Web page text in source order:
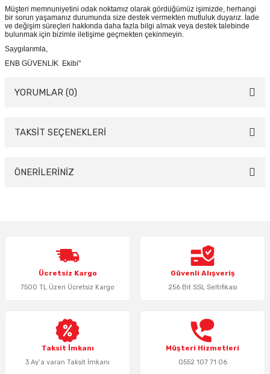
Müşteri memnuniyetini odak noktamız olarak gördüğümüz işimizde, herhangi
bir sorun yaşamanız durumunda size destek vermekten mutluluk duyarız. İade
ve değişim süreçleri hakkında daha fazla bilgi almak veya destek talebinde
bulunmak için bizimle iletişime geçmekten çekinmeyin.
Saygılarımla,
ENB GÜVENLİK Ekibi"
YORUMLAR (0)
Bu ürüne ilk yorumu siz yapın!
TAKSİT SEÇENEKLERİ
ÖNERİLERİNİZ
Ürün resmi kalitesiz, bozuk veya görüntülenemiyor.
Ürün açıklamasında eksik bilgiler bulunuyor.
Ürün bilgilerinde hatalar bulunuyor.
Bu ürüne benzer farklı alternatifler olmalı.
Ücretsiz Kargo
7500 TL Üzeri Ücretsiz Kargo
Güvenli Alışveriş
256 Bit SSL Seltifikası
Taksit İmkanı
3 Ay’a varan Taksit İmkanı
Müşteri Hizmetleri
0552 107 71 06